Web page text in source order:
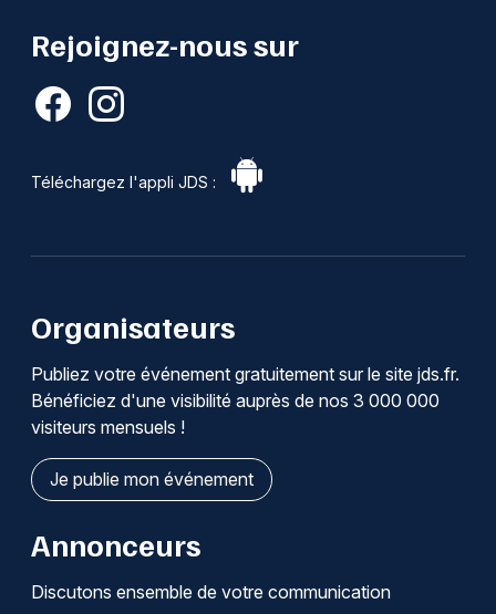
Rejoignez-nous sur
Téléchargez l'appli JDS :
Organisateurs
Publiez votre événement gratuitement sur le site jds.fr.
Bénéficiez d'une visibilité auprès de nos 3 000 000
visiteurs mensuels !
Je publie mon événement
Annonceurs
Discutons ensemble de votre communication